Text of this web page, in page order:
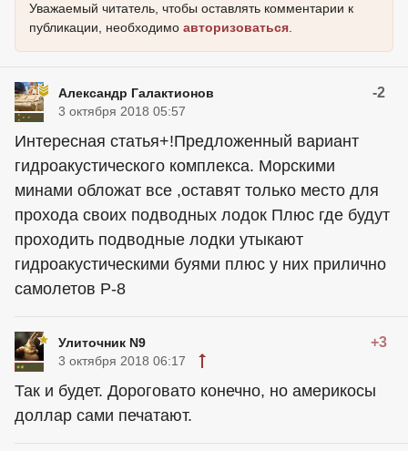
Уважаемый читатель, чтобы оставлять комментарии к
публикации, необходимо авторизоваться
Александр Галактионов -2
3 октября 2018 05:57
Интересная статья+!Предложенный вариант
гидроакустического комплекса. Морскими
минами обложат все ,оставят только место для
прохода своих подводных лодок Плюс где будут
проходить подводные лодки утыкают
гидроакустическими буями плюс у них прилично
самолетов Р-8
Улиточник N9 +3
3 октября 2018 06:17
Так и будет. Дороговато конечно, но америкосы
доллар сами печатают.